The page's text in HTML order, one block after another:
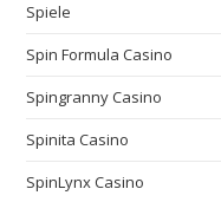
Spiele
Spin Formula Casino
Spingranny Casino
Spinita Casino
SpinLynx Casino